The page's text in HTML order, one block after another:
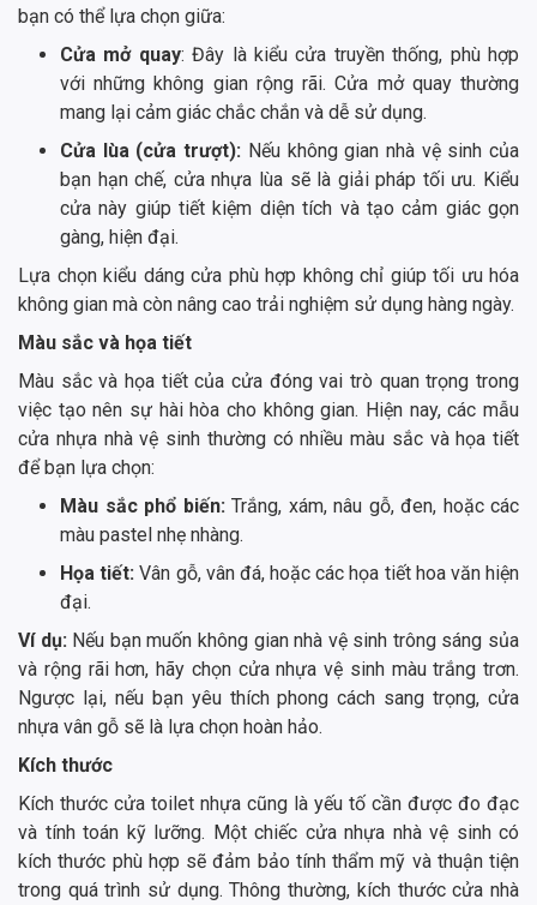
bạn có thể lựa chọn giữa:
Cửa mở quay: Đây là kiểu cửa truyền thống, phù hợp
với những không gian rộng rãi. Cửa mở quay thường
mang lại cảm giác chắc chắn và dễ sử dụng.
Cửa lùa (cửa trượt): Nếu không gian nhà vệ sinh của
bạn hạn chế, cửa nhựa lùa sẽ là giải pháp tối ưu. Kiểu
cửa này giúp tiết kiệm diện tích và tạo cảm giác gọn
gàng, hiện đại.
Lựa chọn kiểu dáng cửa phù hợp không chỉ giúp tối ưu hóa
không gian mà còn nâng cao trải nghiệm sử dụng hàng ngày.
Màu sắc và họa tiết
Màu sắc và họa tiết của cửa đóng vai trò quan trọng trong
việc tạo nên sự hài hòa cho không gian. Hiện nay, các mẫu
cửa nhựa nhà vệ sinh thường có nhiều màu sắc và họa tiết
để bạn lựa chọn:
Màu sắc phổ biến: Trắng, xám, nâu gỗ, đen, hoặc các
màu pastel nhẹ nhàng.
Họa tiết:Vân gỗ, vân đá, hoặc các họa tiết hoa văn hiện
đại.
Ví dụ: Nếu bạn muốn không gian nhà vệ sinh trông sáng sủa
và rộng rãi hơn, hãy chọn cửa nhựa vệ sinh màu trắng trơn.
Ngược lại, nếu bạn yêu thích phong cách sang trọng, cửa
nhựa vân gỗ sẽ là lựa chọn hoàn hảo.
Kích thước
Kích thước cửa toilet nhựa cũng là yếu tố cần được đo đạc
và tính toán kỹ lưỡng. Một chiếc cửa nhựa nhà vệ sinh có
kích thước phù hợp sẽ đảm bảo tính thẩm mỹ và thuận tiện
trong quá trình sử dụng. Thông thường, kích thước cửa nhà